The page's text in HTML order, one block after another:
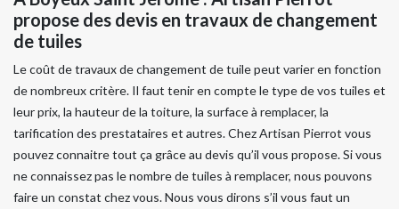
propose des devis en travaux de changement
de tuiles
Le coût de travaux de changement de tuile peut varier en fonction
de nombreux critère. Il faut tenir en compte le type de vos tuiles et
leur prix, la hauteur de la toiture, la surface à remplacer, la
tarification des prestataires et autres. Chez Artisan Pierrot vous
pouvez connaitre tout ça grâce au devis qu’il vous propose. Si vous
ne connaissez pas le nombre de tuiles à remplacer, nous pouvons
faire un constat chez vous. Nous vous dirons s’il vous faut un